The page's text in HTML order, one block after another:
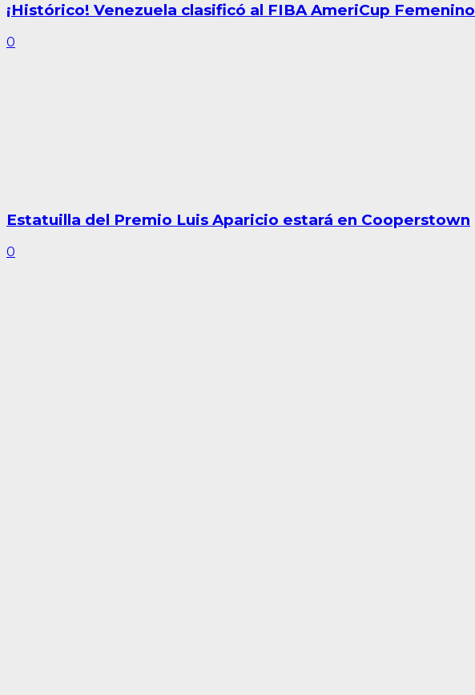
¡Histórico! Venezuela clasificó al FIBA AmeriCup Femenino
0
Estatuilla del Premio Luis Aparicio estará en Cooperstown
0